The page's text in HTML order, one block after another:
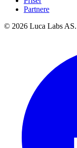
Partnere
© 2026 Luca Labs AS.